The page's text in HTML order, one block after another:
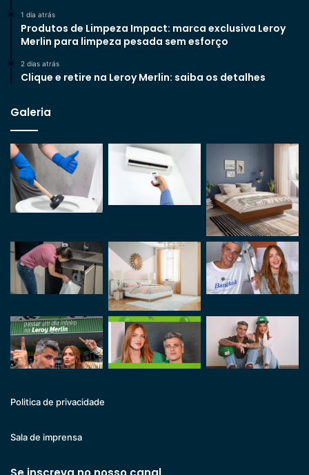
1 dia atrás
Produtos de Limpeza Impact: marca exclusiva Leroy
Merlin para limpeza pesada sem esforço
2 dias atrás
Clique e retire na Leroy Merlin: saiba os detalhes
Galeria
Politica de privacidade
Sala de imprensa